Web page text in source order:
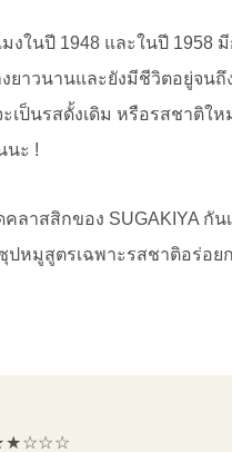
มงในปี 1948 และในปี
ยาวนานและยังมีชีวิตอยู่จน
ะเป็นรสดั้งเดิม หรือรสชาติ
นะ !
ลาสสิกของ SUGAKIYA กั
ปหมูสูตรเฉพาะรสชาติอร่